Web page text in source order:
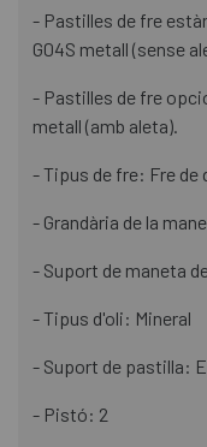
- Pastilles de fre
G04S metall (sense
- Pastilles de fre
metall (amb aleta).
- Tipus de fre: Fre de
- Grandària de la
- Suport de maneta
- Tipus d'oli: Mineral
- Suport de pastilla:
- Pistó: 2